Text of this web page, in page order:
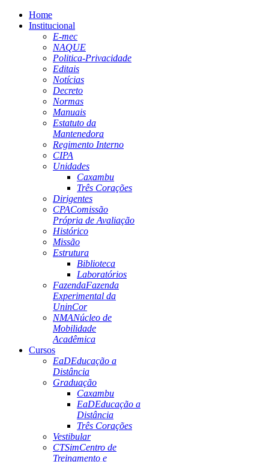
Home
Institucional
E-mec
NAQUE
Politica-Privacidade
Editais
Notícias
Decreto
Normas
Manuais
Estatuto da
Mantenedora
Regimento Interno
CIPA
Unidades
Caxambu
Três Corações
Dirigentes
CPAComissão
Própria de Avaliação
Histórico
Missão
Estrutura
Biblioteca
Laboratórios
FazendaFazenda
Experimental da
UninCor
NMANúcleo de
Mobilidade
Acadêmica
Cursos
EaDEducação a
Distância
Graduação
Caxambu
EaDEducação a
Distância
Três Corações
Vestibular
CTSimCentro de
Treinamento e